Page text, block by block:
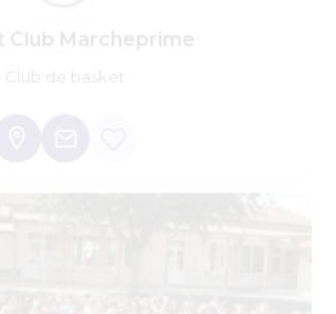
Club Marcheprime
Club de basket